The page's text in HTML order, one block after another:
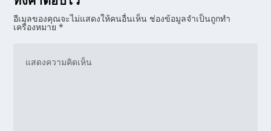
อีเมลของคุณจะไม่แสดงให้คนอื่นเห็น ช่องข้อมูลจำเป็นถูกทำ
เครื่องหมาย*